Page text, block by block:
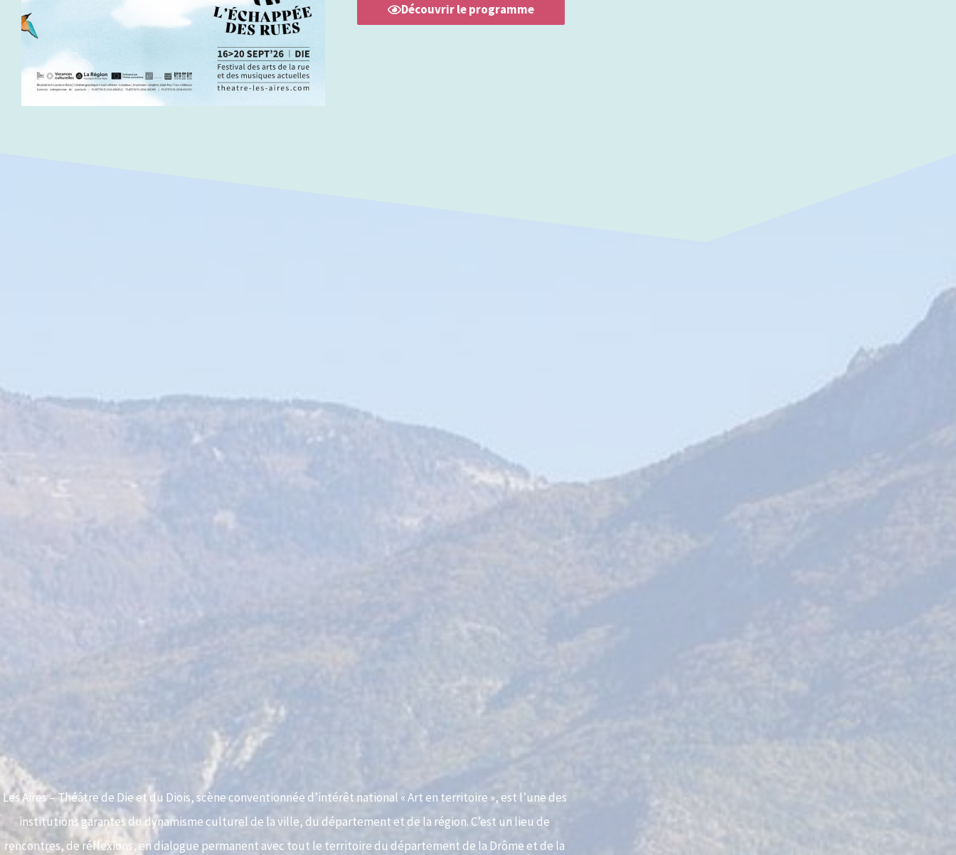
Découvrir le programme
Les Aires – Théâtre de Die et du Diois, scène conventionnée d’intérêt national « Art en territoire », est l’une des
institutions garantes du dynamisme culturel de la ville, du département et de la région. C’est un lieu de
rencontres, de réflexions, en dialogue permanent avec tout le territoire du département de la Drôme et de la